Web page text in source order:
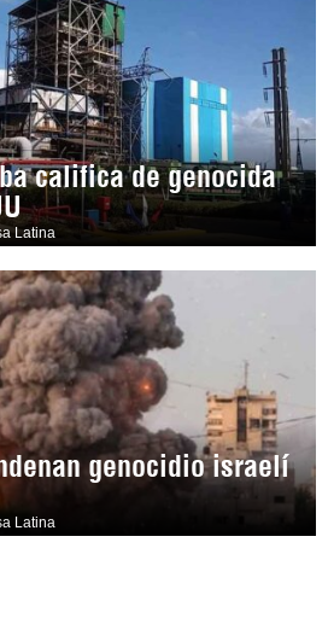
califica de genocida
Latina
genocidio israelí
Latina